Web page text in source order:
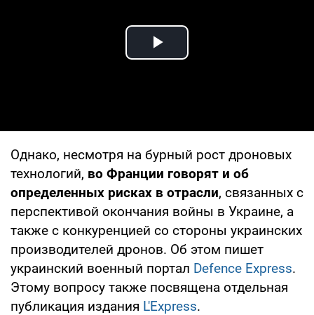
Play Video
Однако, несмотря на бурный рост дроновых
технологий, во Франции говорят и об
определенных рисках в отрасли, связанных с
перспективой окончания войны в Украине, а
также с конкуренцией со стороны украинских
производителей дронов. Об этом пишет
украинский военный портал Defence Express.
Этому вопросу также посвящена отдельная
публикация издания L'Express.